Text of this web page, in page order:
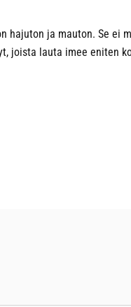
ja mauton. Se ei
joista lauta imee eniten